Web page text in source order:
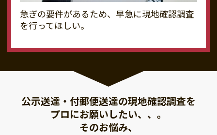
急ぎの要件があるため、早急に現地確認調査
を行ってほしい。
公示送達・付郵便送達の現地確認調査を
プロにお願いしたい、、。
そのお悩み、